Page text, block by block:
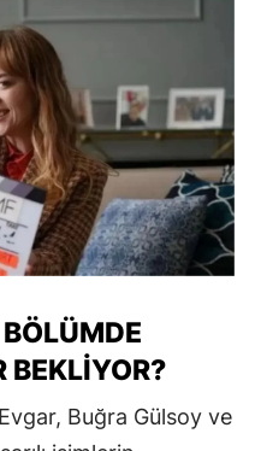
BEKLIYOR?
Buğra Gülsoy ve